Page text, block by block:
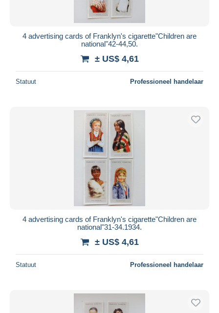
4 advertising cards of Franklyn's cigarette"Children are
national"42-44,50.
± US$ 4,61
Statuut Professioneel handelaar
4 advertising cards of Franklyn's cigarette"Children are
national"31-34.1934.
± US$ 4,61
Statuut Professioneel handelaar